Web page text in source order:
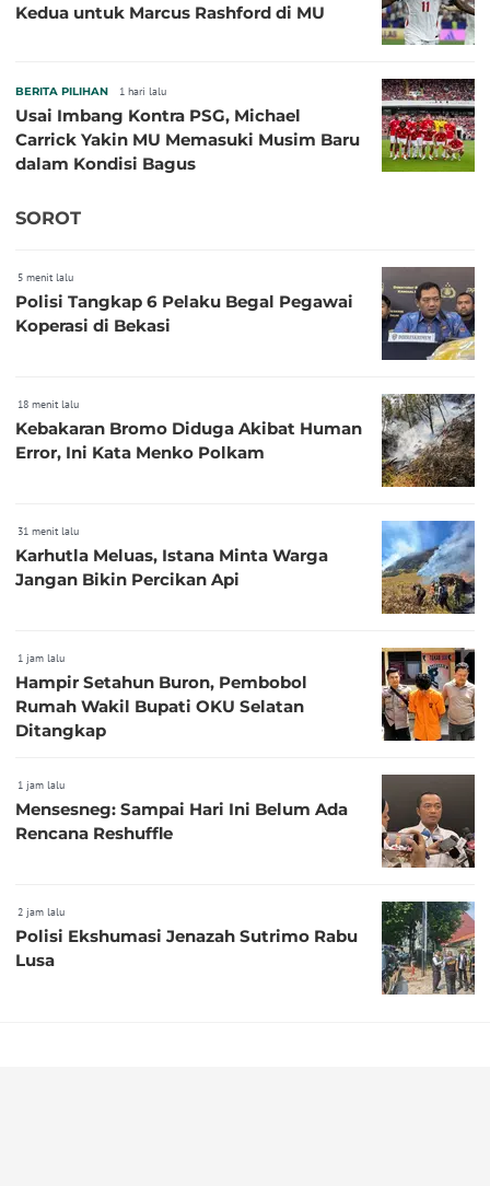
Kedua untuk Marcus Rashford di MU
BERITA PILIHAN 1 hari lalu
Usai Imbang Kontra PSG, Michael
Carrick Yakin MU Memasuki Musim Baru
dalam Kondisi Bagus
SOROT
5 menit lalu
Polisi Tangkap 6 Pelaku Begal Pegawai
Koperasi di Bekasi
18 menit lalu
Kebakaran Bromo Diduga Akibat Human
Error, Ini Kata Menko Polkam
31 menit lalu
Karhutla Meluas, Istana Minta Warga
Jangan Bikin Percikan Api
1 jam lalu
Hampir Setahun Buron, Pembobol
Rumah Wakil Bupati OKU Selatan
Ditangkap
1 jam lalu
Mensesneg: Sampai Hari Ini Belum Ada
Rencana Reshuffle
2 jam lalu
Polisi Ekshumasi Jenazah Sutrimo Rabu
Lusa